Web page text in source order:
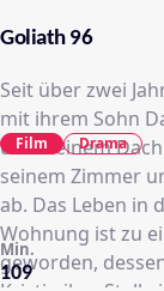
Goliath 96
Seit über zwei
mit ihrem Sohn
unter einem
seinem Zimmer
ab. Das Leben in
Wohnung ist zu
geworden,
109
Min.
Film Drama